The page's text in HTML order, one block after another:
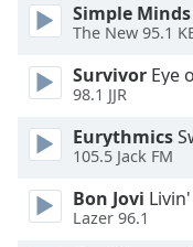
Background
Color
Simple Minds
The New 95.1
Survivor Eye
98.1 JJR
Eurythmics
105.5 Jack FM
Bon Jovi
Lazer 96.1